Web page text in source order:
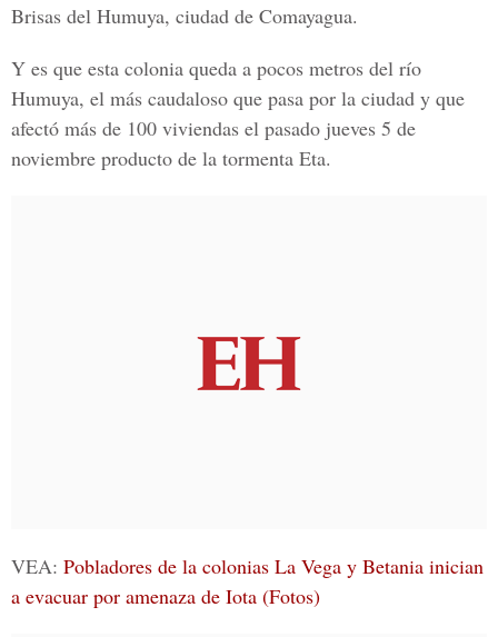
Brisas del Humuya, ciudad de Comayagua.
Y es que esta colonia queda a pocos metros del río
Humuya, el más caudaloso que pasa por la ciudad y que
afectó más de 100 viviendas el pasado jueves 5 de
noviembre producto de la tormenta Eta.
VEA: Pobladores de la colonias La Vega y Betania inician
a evacuar por amenaza de Iota (Fotos)